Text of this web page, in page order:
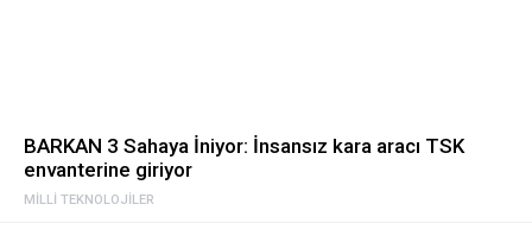
MILLI TEKNOLOJILER
BARKAN 3 Sahaya İniyor: İnsansız kara aracı TSK
envanterine giriyor